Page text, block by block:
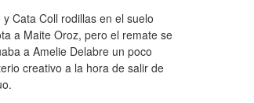
Cata Coll rodillas en el suelo
a Maite Oroz, pero el remate se
a Amelie Delabre un poco
creativo a la hora de salir de